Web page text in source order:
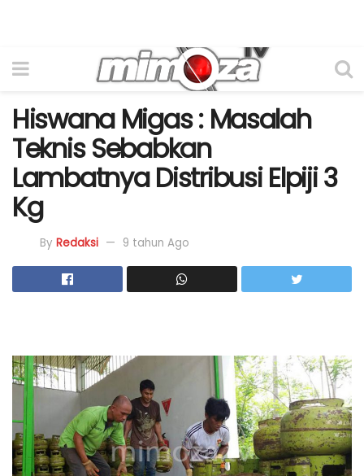
Hiswana Migas : Masalah
Teknis Sebabkan
Lambatnya Distribusi Elpiji 3
Kg
By Redaksi 9 tahun Ago